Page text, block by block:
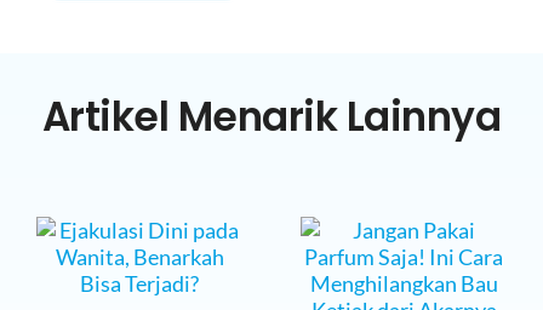
Artikel Menarik Lainnya